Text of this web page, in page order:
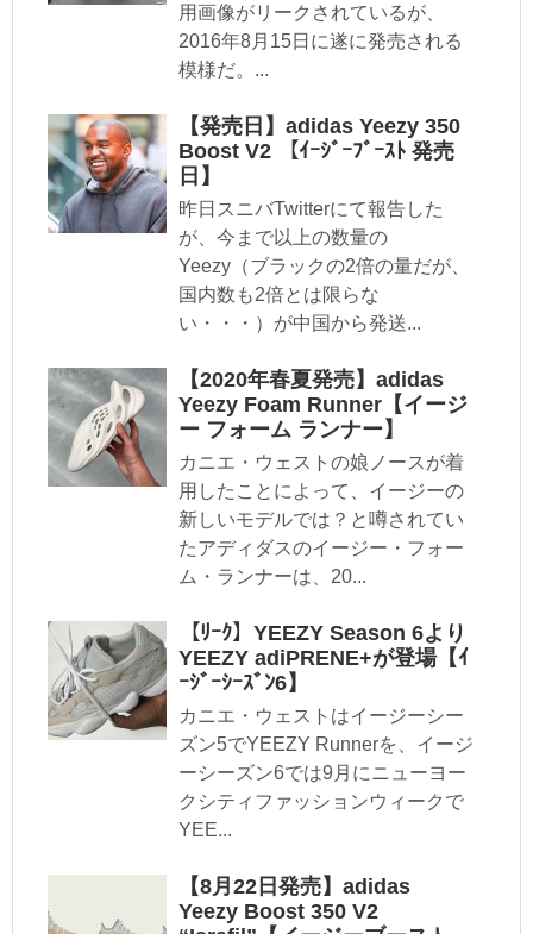
用画像がリークされているが、
2016年8月15日に遂に発売される
模様だ。...
【発売日】adidas Yeezy 350
Boost V2 【ｲｰｼﾞｰﾌﾞｰｽﾄ 発売
日】
昨日スニバTwitterにて報告した
が、今まで以上の数量の
Yeezy（ブラックの2倍の量だが、
国内数も2倍とは限らな
い・・・）が中国から発送...
【2020年春夏発売】adidas
Yeezy Foam Runner【イージ
ー フォーム ランナー】
カニエ・ウェストの娘ノースが着
用したことによって、イージーの
新しいモデルでは？と噂されてい
たアディダスのイージー・フォー
ム・ランナーは、20...
【ﾘｰｸ】YEEZY Season 6より
YEEZY adiPRENE+が登場【ｲ
ｰｼﾞｰｼｰｽﾞﾝ6】
カニエ・ウェストはイージーシー
ズン5でYEEZY Runnerを、イージ
ーシーズン6では9月にニューヨー
クシティファッションウィークで
YEE...
【8月22日発売】adidas
Yeezy Boost 350 V2